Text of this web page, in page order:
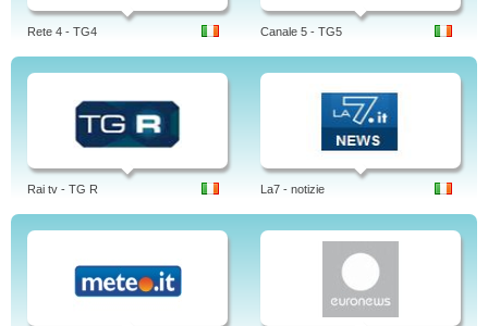
Rete 4 - TG4 Canale 5 - TG5
Rai tv - TG R La7 - notizie